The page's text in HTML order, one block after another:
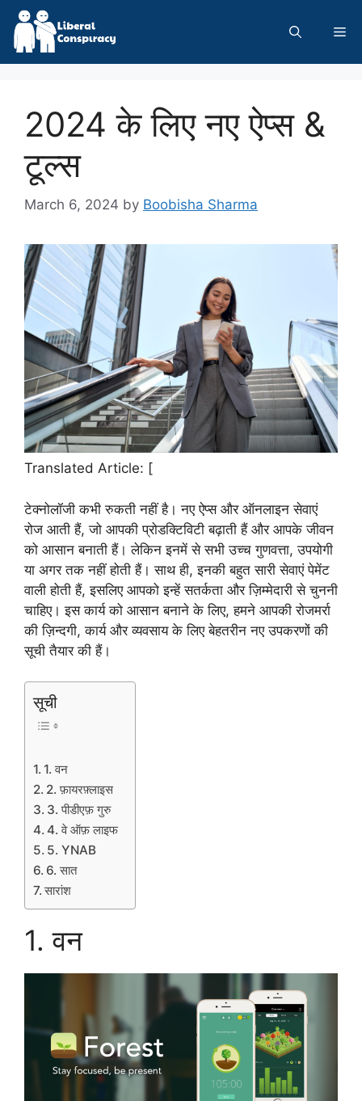
Skip
content
2024 के लिए नए ऐप्स &
टूल्स
March 6, 2024 by Boobisha Sharma
Translated Article: [
टेक्नोलॉजी कभी रुकती नहीं है। नए ऐप्स और ऑनलाइन सेवाएं
रोज आती हैं, जो आपकी प्रोडक्टिविटी बढ़ाती हैं और आपके जीवन
को आसान बनाती हैं। लेकिन इनमें से सभी उच्च गुणवत्ता, उपयोगी
या अगर तक नहीं होती हैं। साथ ही, इनकी बहुत सारी सेवाएं पेमेंट
वाली होती हैं, इसलिए आपको इन्हें सतर्कता और ज़िम्मेदारी से चुननी
चाहिए। इस कार्य को आसान बनाने के लिए, हमने आपकी रोजमर्रा
की ज़िन्दगी, कार्य और व्यवसाय के लिए बेहतरीन नए उपकरणों की
सूची तैयार की हैं।
सूची
1. वन
2. फ़ायरफ़्लाइस
3. पीडीएफ़ गुरु
4. वे ऑफ़ लाइफ
5. YNAB
6. सात
सारांश
1. वन